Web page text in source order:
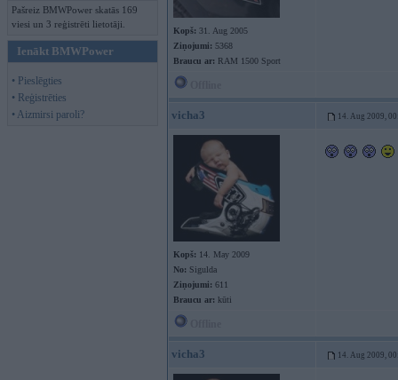
Pašreiz BMWPower skatās 169
viesi un 3 reģistrēti lietotāji.
Ienākt BMWPower
• Pieslēgties
• Reģistrēties
• Aizmirsi paroli?
Kopš: 31. Aug 2005
Ziņojumi: 5368
Braucu ar: RAM 1500 Sport
vicha3 14. Aug 2009,
Kopš: 14. May 2009
No: Sigulda
Ziņojumi: 611
Braucu ar: kūti
vicha3 14. Aug 2009,